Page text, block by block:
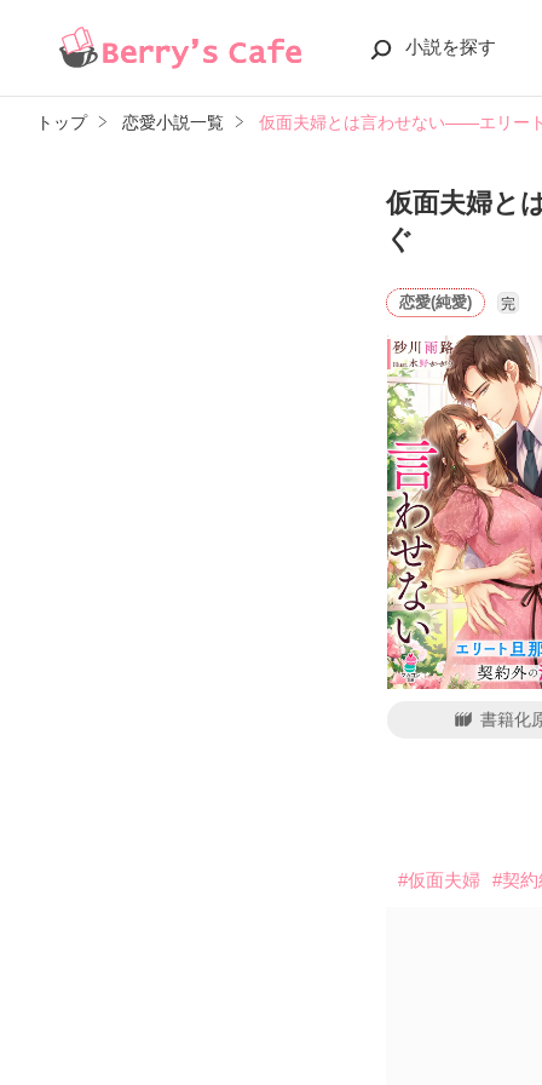
小説を探す
トップ 恋愛小説一覧 仮面夫婦とは言わせない――エリー
仮面夫婦と
ぐ
恋愛(純愛) 完
書籍化
#仮面夫婦 #契